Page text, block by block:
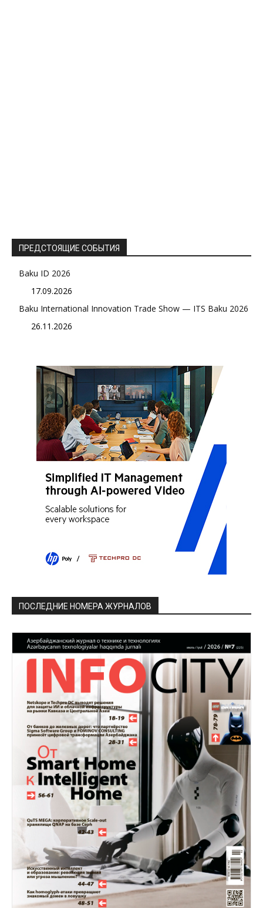
ПРЕДСТОЯЩИЕ СОБЫТИЯ
Baku ID 2026
17.09.2026
Baku International Innovation Trade Show — ITS Baku 2026
26.11.2026
ПОСЛЕДНИЕ НОМЕРА ЖУРНАЛОВ